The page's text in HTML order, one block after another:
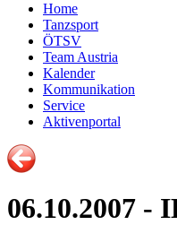
Home
Tanzsport
ÖTSV
Team Austria
Kalender
Kommunikation
Service
Aktivenportal
06.10.2007 -